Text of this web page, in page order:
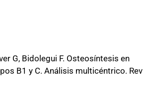
G, Bidolegui F. Osteosíntesis en
B1 y C. Análisis multicéntrico. Rev